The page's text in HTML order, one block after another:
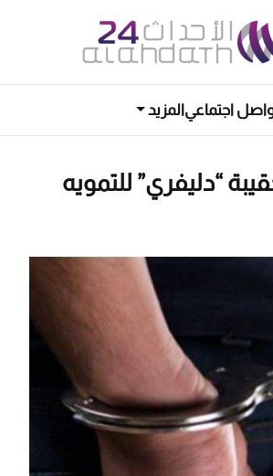
اجتماعيالمزيد
“دليفري” للتمويه